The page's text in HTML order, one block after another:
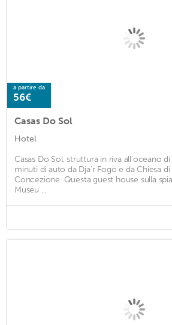
a partire da
56€
Casas Do Sol
Hotel
Casas Do Sol, struttura in riva all'oceano
minuti di auto da Dja'r Fogo e da Chiesa
Concezione. Questa guest house sulla
Museu ...